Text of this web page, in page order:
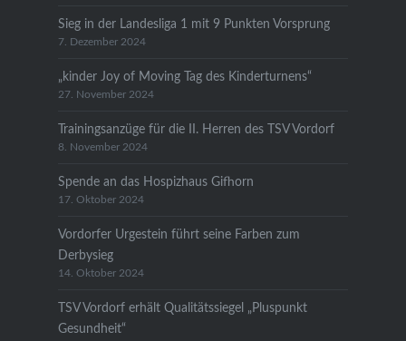
Sieg in der Landesliga 1 mit 9 Punkten Vorsprung
7. Dezember 2024
„kinder Joy of Moving Tag des Kinderturnens“
27. November 2024
Trainingsanzüge für die II. Herren des TSV Vordorf
8. November 2024
Spende an das Hospizhaus Gifhorn
17. Oktober 2024
Vordorfer Urgestein führt seine Farben zum
Derbysieg
14. Oktober 2024
TSV Vordorf erhält Qualitätssiegel „Pluspunkt
Gesundheit“